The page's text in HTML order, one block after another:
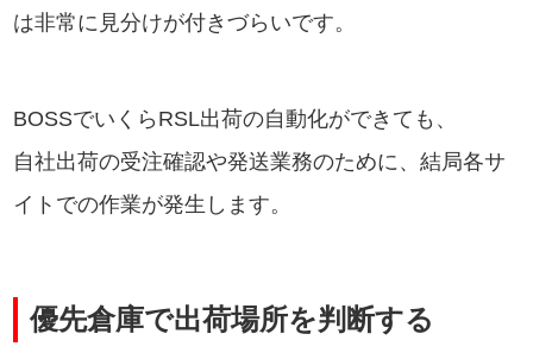
は非常に見分けが付きづらいです。
BOSSでいくらRSL出荷の自動化ができても、
自社出荷の受注確認や発送業務のために、結局各サ
イトでの作業が発生します。
優先倉庫で出荷場所を判断する